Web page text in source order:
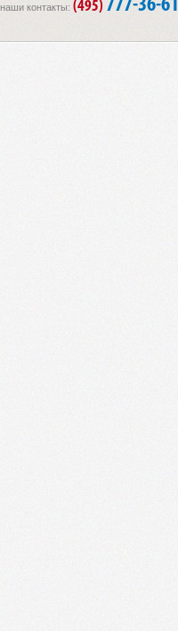
наши контакты: (495) 777-36-61